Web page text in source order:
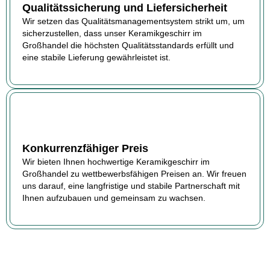
Qualitätssicherung und Liefersicherheit
Wir setzen das Qualitätsmanagementsystem strikt um, um
sicherzustellen, dass unser Keramikgeschirr im
Großhandel die höchsten Qualitätsstandards erfüllt und
eine stabile Lieferung gewährleistet ist.
Konkurrenzfähiger Preis
Wir bieten Ihnen hochwertige Keramikgeschirr im
Großhandel zu wettbewerbsfähigen Preisen an. Wir freuen
uns darauf, eine langfristige und stabile Partnerschaft mit
Ihnen aufzubauen und gemeinsam zu wachsen.